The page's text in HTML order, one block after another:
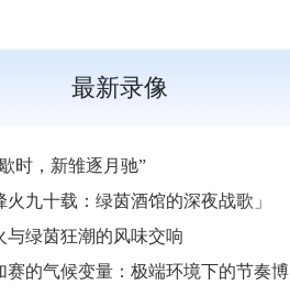
最新录像
时，新雏逐月驰”
火九十载：绿茵酒馆的深夜战歌」
与绿茵狂潮的风味交响
气候变量：极端环境下的节奏博弈与战术自适应